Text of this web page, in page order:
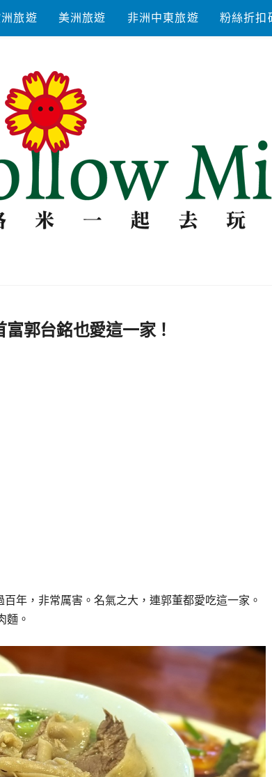
洲旅遊 美洲旅遊 非洲中東旅遊 粉絲折扣
郭台銘也愛這一家！
年，非常厲害。名氣之大，連郭董都愛吃這一家。
麵。